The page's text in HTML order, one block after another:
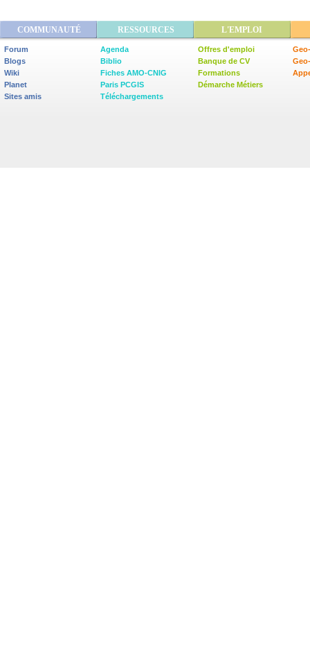
COMMUNAUTÉ RESSOURCES L'EMPLOI
Forum
Blogs
Wiki
Planet
Sites amis
Agenda
Biblio
Fiches AMO-CNIG
Paris PCGIS
Téléchargements
Offres d'emploi
Banque de CV
Formations
Démarche Métiers